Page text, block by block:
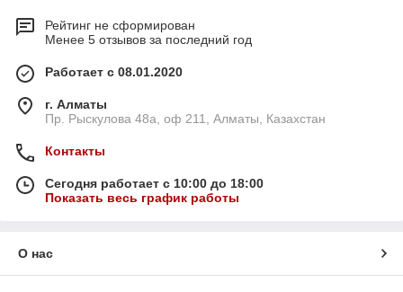
Рейтинг не сформирован
Менее 5 отзывов за последний год
Работает с 08.01.2020
г. Алматы
Пр. Рыскулова 48а, оф 211, Алматы, Казахстан
Контакты
Сегодня работает с 10:00 до 18:00
Показать весь график работы
О нас